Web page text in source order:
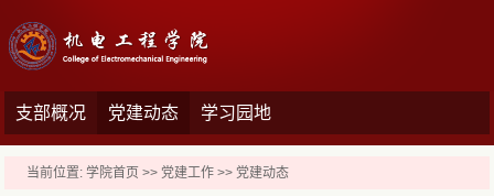
支部概况 党建动态 学习园地
当前位置:学院首页 >> 党建工作 >> 党建动态